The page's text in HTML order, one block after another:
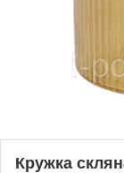
Кружка